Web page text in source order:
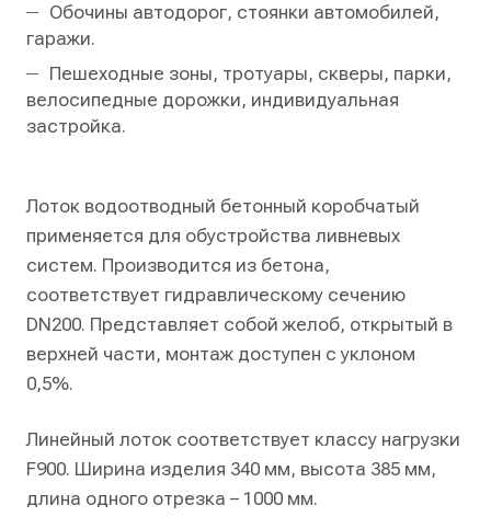
Обочины автодорог, стоянки автомобилей,
гаражи.
Пешеходные зоны, тротуары, скверы, парки,
велосипедные дорожки, индивидуальная
застройка.
Лоток водоотводный бетонный коробчатый
применяется для обустройства ливневых
систем. Производится из бетона,
соответствует гидравлическому сечению
DN200. Представляет собой желоб, открытый в
верхней части, монтаж доступен с уклоном
0,5%.
Линейный лоток соответствует классу нагрузки
F900. Ширина изделия 340 мм, высота 385 мм,
длина одного отрезка – 1000 мм.